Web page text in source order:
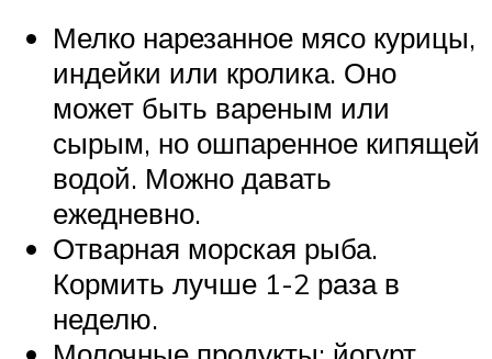
Мелко нарезанное мясо курицы,
индейки или кролика. Оно
может быть вареным или
сырым, но ошпаренное кипящей
водой. Можно давать
ежедневно.
Отварная морская рыба.
Кормить лучше 1-2 раза в
неделю.